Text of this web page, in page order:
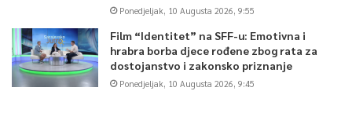
Ponedjeljak, 10 Augusta 2026, 9:55
Film “Identitet” na SFF-u: Emotivna i
hrabra borba djece rođene zbog rata za
dostojanstvo i zakonsko priznanje
Ponedjeljak, 10 Augusta 2026, 9:45